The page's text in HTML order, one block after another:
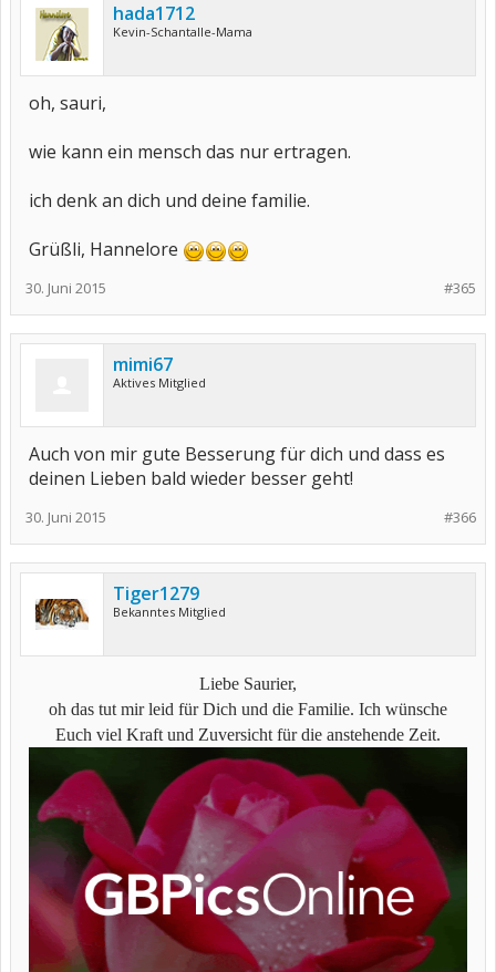
hada1712
Kevin-Schantalle-Mama
oh, sauri,
wie kann ein mensch das nur ertragen.
ich denk an dich und deine familie.
Grüßli, Hannelore
#365
30. Juni 2015
mimi67
Aktives Mitglied
Auch von mir gute Besserung für dich und dass es
deinen Lieben bald wieder besser geht!
#366
30. Juni 2015
Tiger1279
Bekanntes Mitglied
Liebe Saurier,
oh das tut mir leid für Dich und die Familie. Ich wünsche
Euch viel Kraft und Zuversicht für die anstehende Zeit.